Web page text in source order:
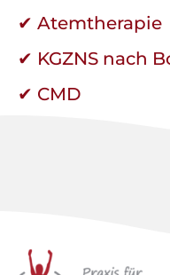
✔ Atemtherapie
✔ KGZNS nach
✔ CMD